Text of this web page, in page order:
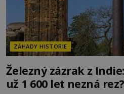
ZÁHADY HISTORIE
Železný zázrak z
už 1 600 let nezná rez?